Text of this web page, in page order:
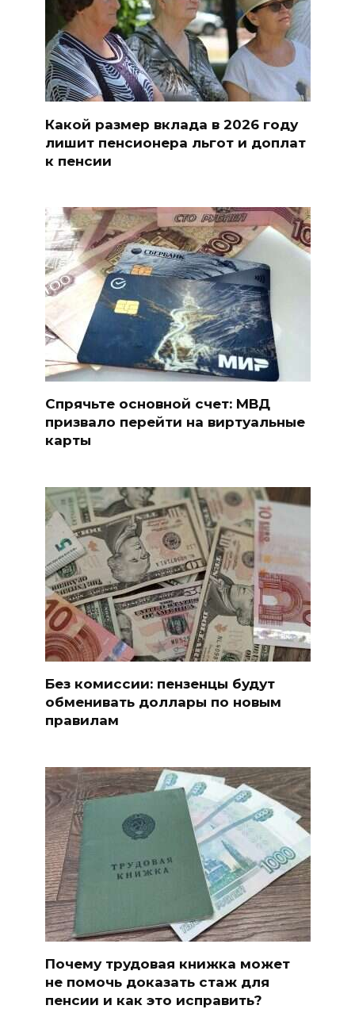
Какой размер вклада в 2026 году
лишит пенсионера льгот и доплат
к пенсии
Спрячьте основной счет: МВД
призвало перейти на виртуальные
карты
Без комиссии: пензенцы будут
обменивать доллары по новым
правилам
Почему трудовая книжка может
не помочь доказать стаж для
пенсии и как это исправить?